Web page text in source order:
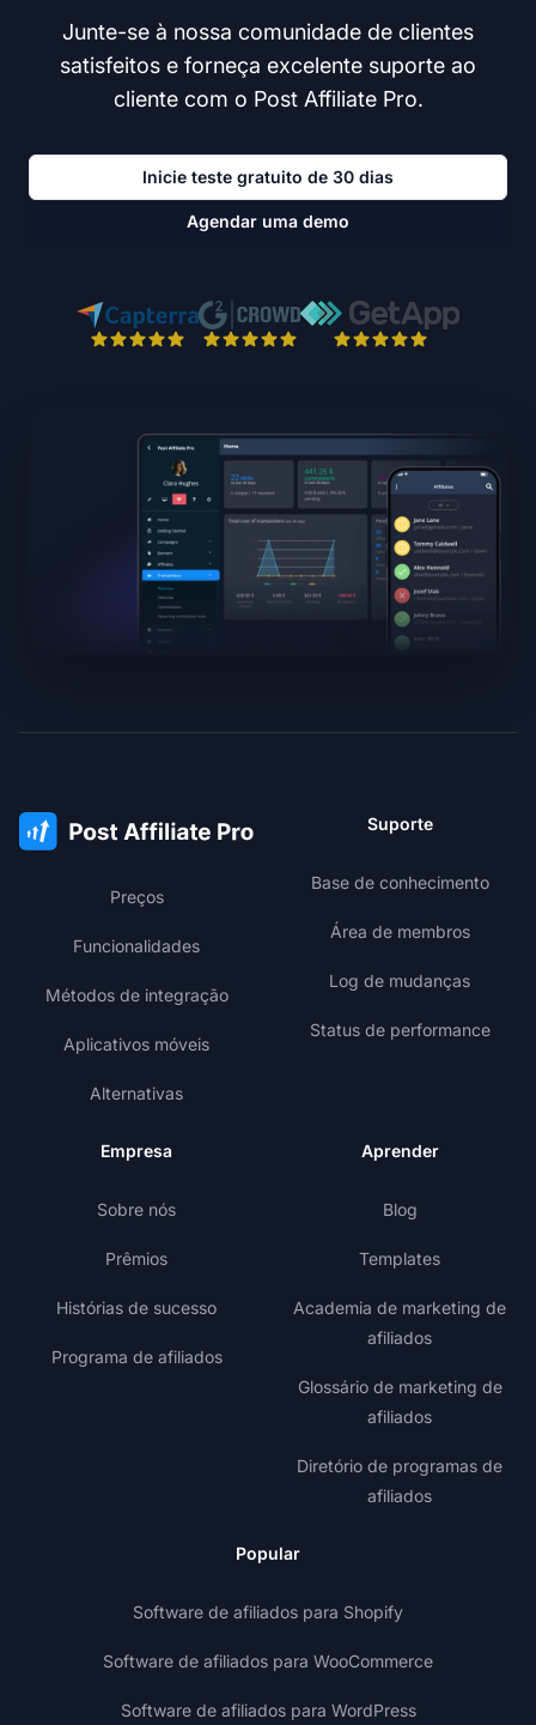
Junte-se à nossa comunidade de clientes
satisfeitos e forneça excelente suporte ao
cliente com o Post Affiliate Pro.
Inicie teste gratuito de 30 dias
Agendar uma demo
Preços
Funcionalidades
Métodos de integração
Aplicativos móveis
Alternativas
Suporte
Base de conhecimento
Área de membros
Log de mudanças
Status de performance
Empresa
Sobre nós
Prêmios
Histórias de sucesso
Programa de afiliados
Aprender
Blog
Templates
Academia de marketing de
afiliados
Glossário de marketing de
afiliados
Diretório de programas de
afiliados
Popular
Software de afiliados para Shopify
Software de afiliados para WooCommerce
Software de afiliados para WordPress